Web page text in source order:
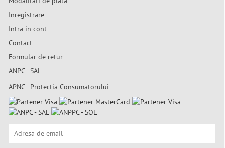
Inregistrare
Intra in cont
Contact
Formular de retur
ANPC - SAL
APNC - Protectia Consumatorului